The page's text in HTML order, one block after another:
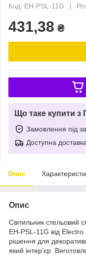
Код: EH-PSL-11G
431,38 ₴
Що таке купити з
Замовлення під
Доступна доставка
Опис
Опис
Світильник
EH-PSL-11G від
рішення для
який інтер'єр.